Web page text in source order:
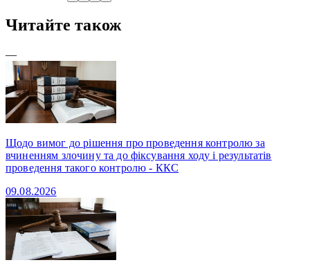
Читайте також
—
Щодо вимог до рішення про проведення контролю за
вчиненням злочину та до фіксування ходу і результатів
проведення такого контролю - ККС
09.08.2026